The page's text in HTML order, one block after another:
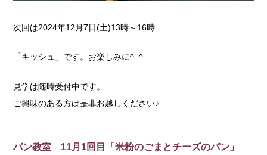
次回は2024年12月7日(土)13時～16時
「キッシュ」です。お楽しみに^_^
見学は随時受付中です。
ご興味のある方は是非お越しください♪
パン教室 11月1回目「米粉のごまとチーズのパン」